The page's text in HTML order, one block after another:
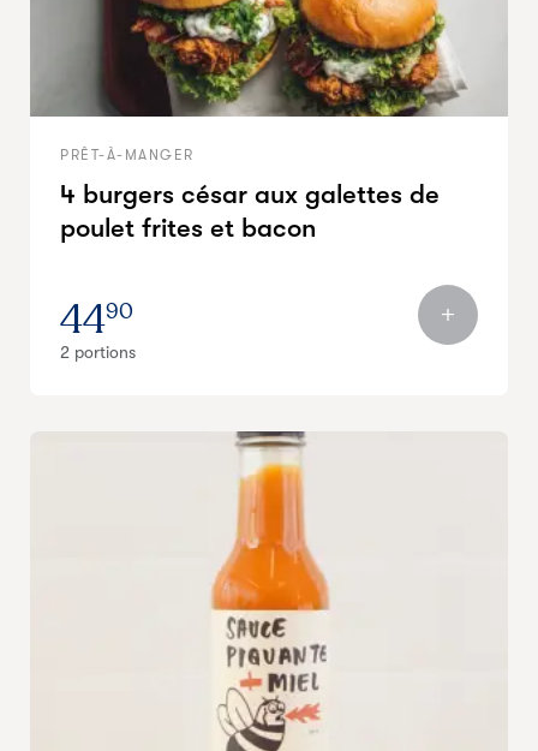
PRÊT-À-MANGER
4 burgers césar aux galettes de
poulet frites et bacon
4490
2 portions